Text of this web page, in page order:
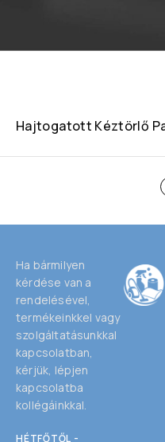
Hajtogatott Kéztörlő
Ha bármilyen
kérdése van a
rendelésével,
termékeinkkel vagy
szolgáltatásunkkal
kapcsolatban,
kérjük, lépjen
kapcsolatba
kollégáinkkal.
HÉTFŐTŐL -